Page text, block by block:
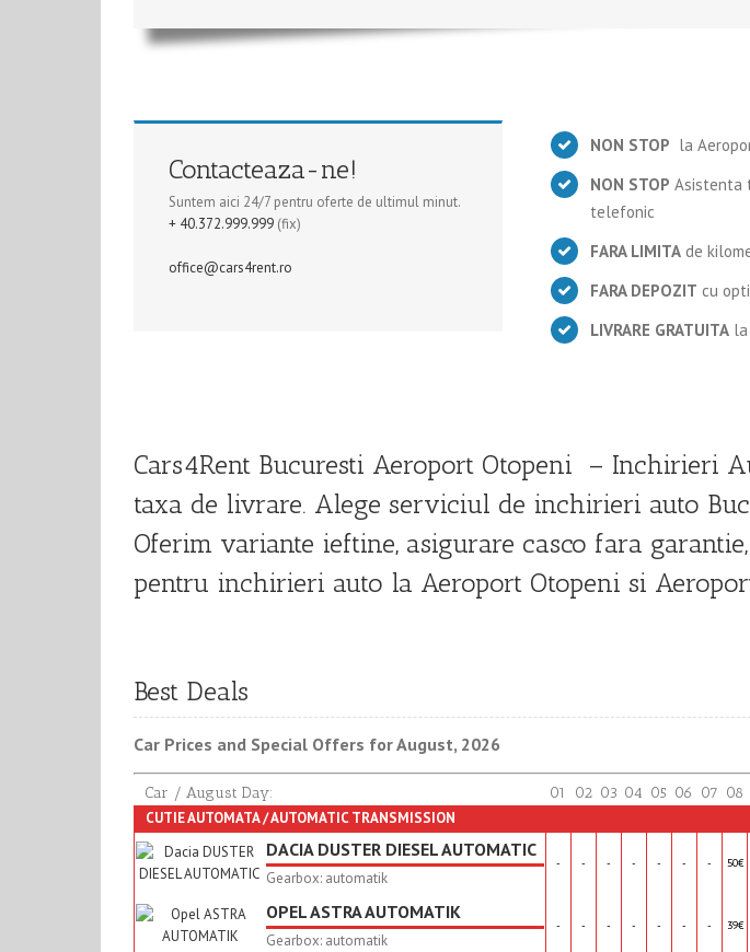
Contacteaza-ne!
Suntem aici 24/7 pentru oferte de ultimul minut.
+ 40.372.999.999 (fix)
office@cars4rent.ro
NON STOP la
NON STOP Asistenta
telefonic
FARA LIMITA de
FARA DEPOZIT cu
LIVRARE GRATUITA
Cars4Rent Bucuresti Aeroport Otopeni – Inchirieri
taxa de livrare. Alege serviciul de inchirieri auto
Oferim variante ieftine, asigurare casco fara
pentru inchirieri auto la Aeroport Otopeni si
Best Deals
Car Prices and Special Offers for August, 2026
Car / August Day: 01 02 03 04 05 06 07 08
CUTIE AUTOMATA / AUTOMATIC TRANSMISSION
DACIA DUSTER DIESEL AUTOMATIC
Gearbox: automatik
- - - - - - - 50€
OPEL ASTRA AUTOMATIK
Gearbox: automatik
- - - - - - - 39€